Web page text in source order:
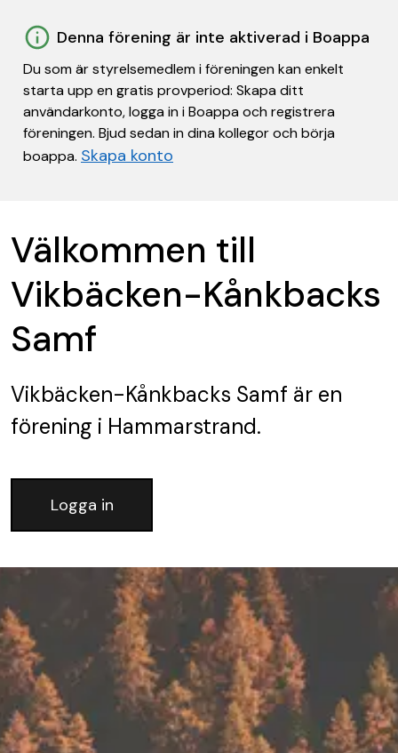
Denna förening är inte aktiverad i Boappa
Du som är styrelsemedlem i föreningen kan enkelt
starta upp en gratis provperiod: Skapa ditt
användarkonto, logga in i Boappa och registrera
föreningen. Bjud sedan in dina kollegor och börja
boappa. Skapa konto
Välkommen till
Vikbäcken-Kånkbacks
Samf
Vikbäcken-Kånkbacks Samf är en
förening i Hammarstrand.
Logga in